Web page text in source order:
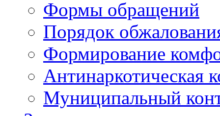
Формы обращений
Порядок
Формирование
Антинаркотическая
Муниципальный